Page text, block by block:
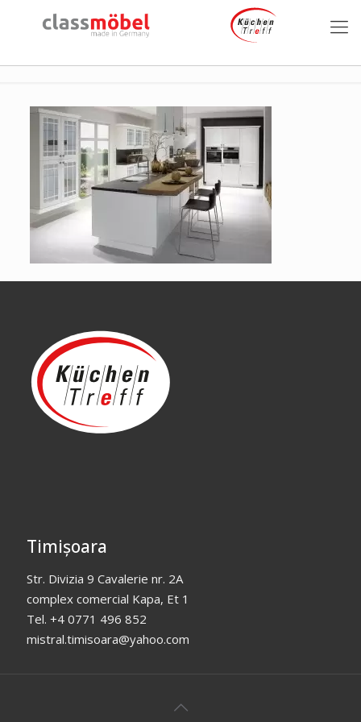
Timișoara
Str. Divizia 9 Cavalerie nr. 2A
complex comercial Kapa, Et 1
Tel. +4 0771 496 852
mistral.timisoara@yahoo.com